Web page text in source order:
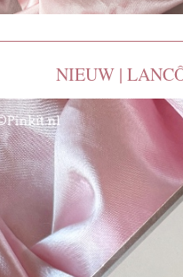
NIEUW |